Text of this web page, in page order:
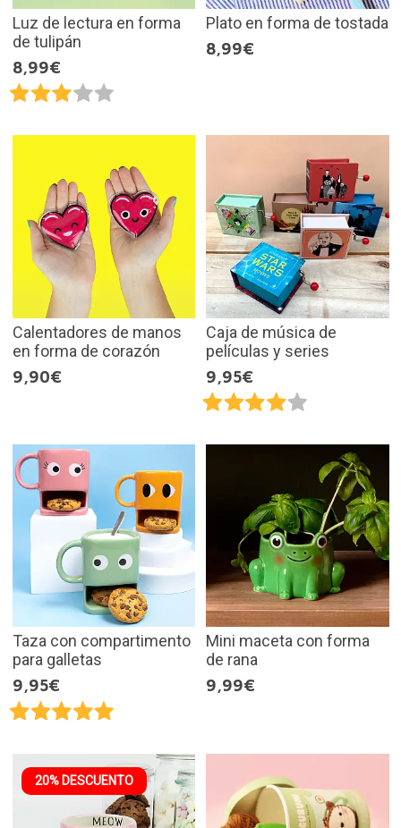
Luz de lectura en forma
de tulipán
8,99€
Plato en forma de tostada
8,99€
Calentadores de manos
en forma de corazón
9,90€
Caja de música de
películas y series
9,95€
Taza con compartimento
para galletas
9,95€
Mini maceta con forma
de rana
9,99€
20% DESCUENTO